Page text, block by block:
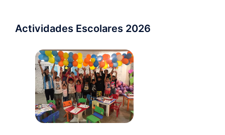
Actividades Escolares 2026 ​